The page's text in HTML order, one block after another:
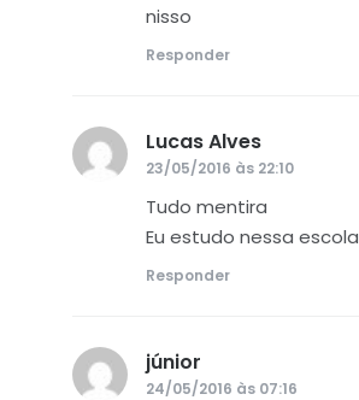
nisso
Responder
Lucas Alves
23/05/2016 às 22:10
Tudo mentira
Eu estudo nessa escola
Responder
júnior
24/05/2016 às 07:16